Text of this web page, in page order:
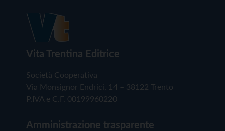
Vita Trentina Editrice
Società Cooperativa
Via Monsignor Endrici, 14 – 38122 Trento
P.IVA e C.F. 00199960220
Amministrazione trasparente